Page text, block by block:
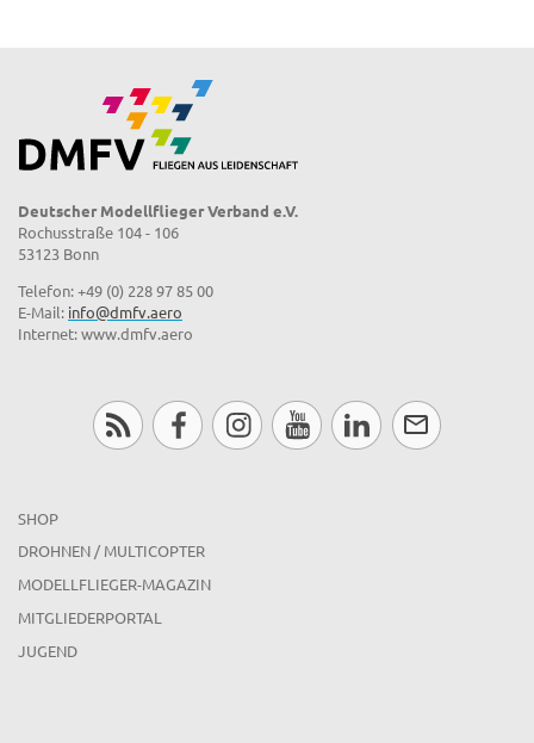
Deutscher Modellflieger Verband e.V.
Rochusstraße 104 - 106
53123 Bonn
Telefon: +49 (0) 228 97 85 00
E-Mail: info@dmfv.aero
Internet: www.dmfv.aero
SHOP
DROHNEN / MULTICOPTER
MODELLFLIEGER-MAGAZIN
MITGLIEDERPORTAL
JUGEND